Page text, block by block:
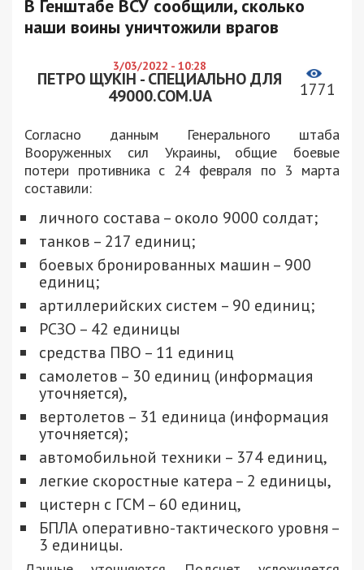
В Генштабе ВСУ сообщили, сколько
наши воины уничтожили врагов
3/03/2022 - 10:28
ПЕТРО ЩУКІН - СПЕЦИАЛЬНО ДЛЯ
49000.COM.UA
1771
Согласно данным Генерального штаба
Вооруженных сил Украины, общие боевые
потери противника с 24 февраля по 3 марта
составили:
личного состава – около 9000 солдат;
танков – 217 единиц;
боевых бронированных машин – 900
единиц;
артиллерийских систем – 90 единиц;
РСЗО – 42 единицы
средства ПВО – 11 единиц
самолетов – 30 единиц (информация
уточняется),
вертолетов – 31 единица (информация
уточняется);
автомобильной техники – 374 единиц,
легкие скоростные катера – 2 единицы,
цистерн с ГСМ – 60 единиц,
БПЛА оперативно-тактического уровня –
3 единицы.